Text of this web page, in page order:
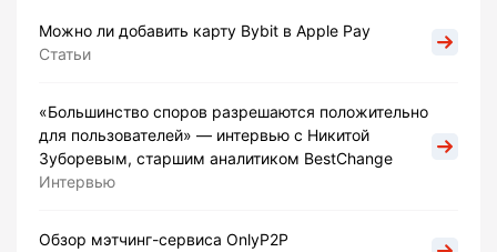
Можно ли добавить карту Bybit в Apple Pay
Статьи
«Большинство споров разрешаются положительно
для пользователей» — интервью с Никитой
Зуборевым, старшим аналитиком BestChange
Интервью
Обзор мэтчинг-сервиса OnlyP2P